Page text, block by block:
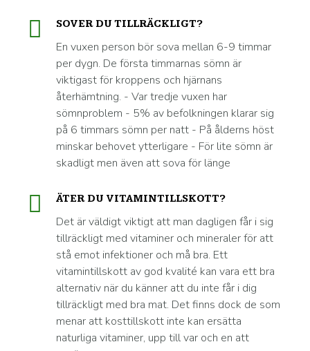
SOVER DU TILLRÄCKLIGT?
En vuxen person bör sova mellan 6-9 timmar
per dygn. De första timmarnas sömn är
viktigast för kroppens och hjärnans
återhämtning. - Var tredje vuxen har
sömnproblem - 5% av befolkningen klarar sig
på 6 timmars sömn per natt - På ålderns höst
minskar behovet ytterligare - För lite sömn är
skadligt men även att sova för länge
ÄTER DU VITAMINTILLSKOTT?
Det är väldigt viktigt att man dagligen får i sig
tillräckligt med vitaminer och mineraler för att
stå emot infektioner och må bra. Ett
vitamintillskott av god kvalité kan vara ett bra
alternativ när du känner att du inte får i dig
tillräckligt med bra mat. Det finns dock de som
menar att kosttillskott inte kan ersätta
naturliga vitaminer, upp till var och en att